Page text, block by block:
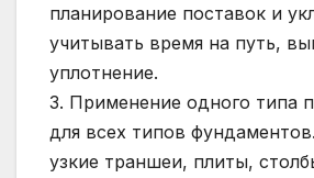
планирование поставок и
учитывать время на путь,
уплотнение.
3. Применение одного типа
для всех типов
узкие траншеи, плиты,